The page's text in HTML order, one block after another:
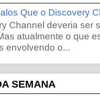
Que o Discovery
Channel deveria ser
atualmente o que
envolvendo o...
SEMANA